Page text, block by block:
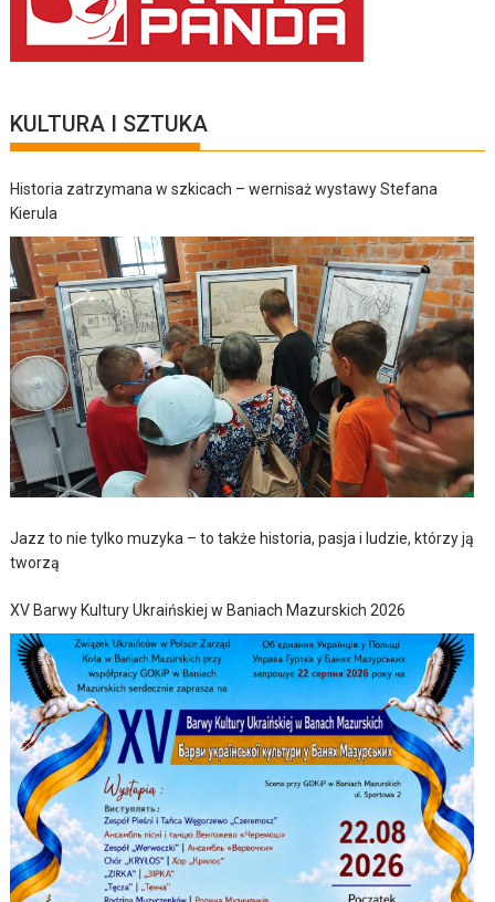
KULTURA I SZTUKA
Historia zatrzymana w szkicach – wernisaż wystawy Stefana
Kierula
Jazz to nie tylko muzyka – to także historia, pasja i ludzie, którzy ją
tworzą
XV Barwy Kultury Ukraińskiej w Baniach Mazurskich 2026